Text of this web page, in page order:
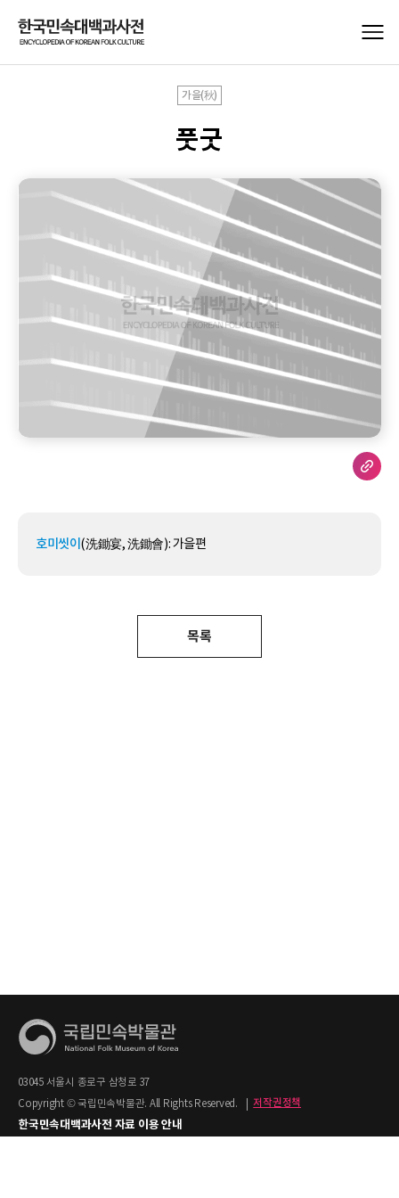
가을(秋)
풋굿
호미씻이 (洗鋤宴, 洗鋤會): 가을편
목록
03045 서울시 종로구 삼청로 37
Copyright © 국립민속박물관. All Rights Reserved.
저작권정책
한국민속대백과사전 자료 이용 안내